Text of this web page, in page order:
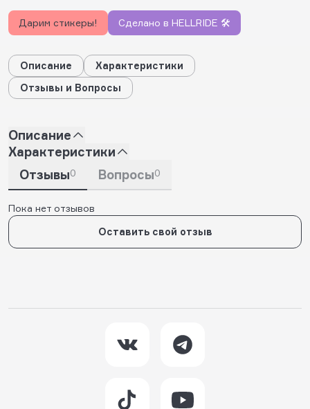
Дарим стикеры! Сделано в HELLRIDE 🛠️
Описание
Характеристики
Отзывы и Вопросы
Описание
Характеристики
Отзывы0 Вопросы0
Пока нет отзывов
Оставить свой отзыв